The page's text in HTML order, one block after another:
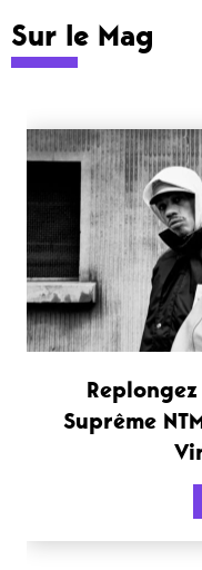
Sur le Mag
Suprême